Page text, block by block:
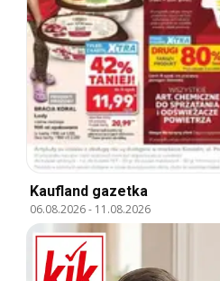
Kaufland gazetka
06.08.2026- 11.08.2026